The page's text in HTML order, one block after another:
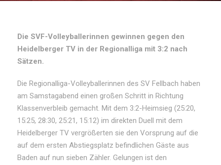
Die SVF-Volleyballerinnen gewinnen gegen den
Heidelberger TV in der Regionalliga mit 3:2 nach
Sätzen.
Die Regionalliga-Volleyballerinnen des SV Fellbach haben
am Samstagabend einen großen Schritt in Richtung
Klassenverbleib gemacht. Mit dem 3:2-Heimsieg (25:20,
15:25, 28:30, 25:21, 15:12) im direkten Duell mit dem
Heidelberger TV vergrößerten sie den Vorsprung auf die
auf dem ersten Abstiegsplatz befindlichen Gäste aus
Baden auf nun sieben Zähler. Gelungen ist den